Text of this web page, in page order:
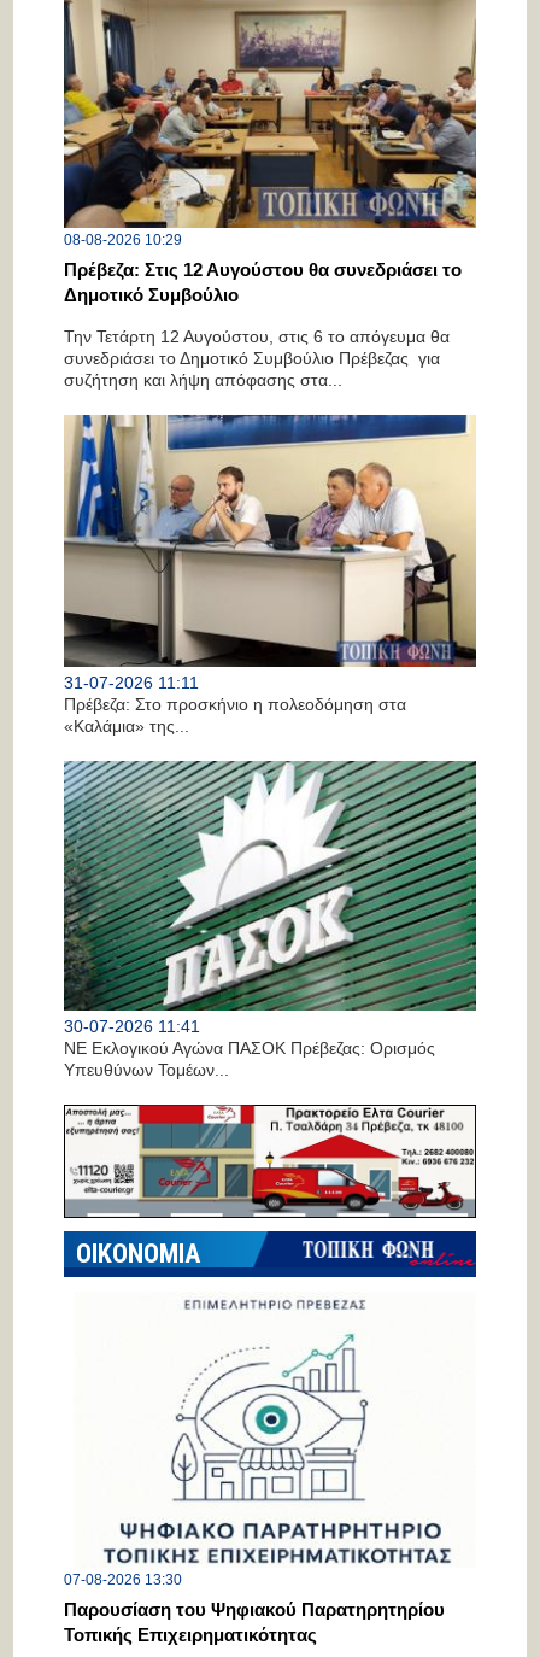
08-08-2026 10:29
Πρέβεζα: Στις 12 Αυγούστου θα συνεδριάσει το
Δημοτικό Συμβούλιο
Την Τετάρτη 12 Αυγούστου, στις 6 το απόγευμα θα
συνεδριάσει το Δημοτικό Συμβούλιο Πρέβεζας για
συζήτηση και λήψη απόφασης στα...
31-07-2026 11:11
Πρέβεζα: Στο προσκήνιο η πολεοδόμηση στα
«Καλάμια» της...
30-07-2026 11:41
ΝΕ Εκλογικού Αγώνα ΠΑΣΟΚ Πρέβεζας: Ορισμός
Υπευθύνων Τομέων...
ΟΙΚΟΝΟΜΙΑ
07-08-2026 13:30
Παρουσίαση του Ψηφιακού Παρατηρητηρίου
Τοπικής Επιχειρηματικότητας